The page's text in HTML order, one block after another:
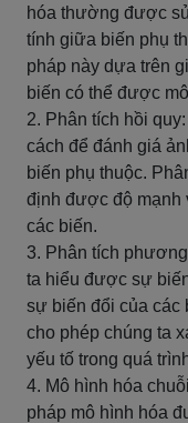
hóa thường được
tính giữa biến phụ
pháp này dựa trên
biến có thể được
2. Phân tích hồi
cách để đánh giá
biến phụ thuộc.
định được độ mạnh
các biến.
3. Phân tích
ta hiểu được sự
sự biến đổi của các
cho phép chúng ta
yếu tố trong quá
4. Mô hình hóa
pháp mô hình hóa